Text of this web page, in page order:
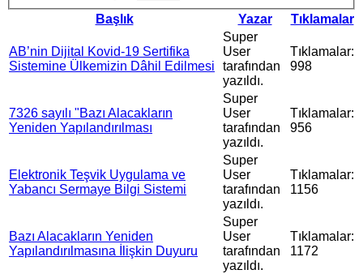
Başlık
Yazar Tıklamalar
AB’nin Dijital Kovid-19 Sertifika
Sistemine Ülkemizin Dâhil Edilmesi
Super
User
tarafından
yazıldı.
Tıklamalar:
998
7326 sayılı "Bazı Alacakların
Yeniden Yapılandırılması
Super
User
tarafından
yazıldı.
Tıklamalar:
956
Elektronik Teşvik Uygulama ve
Yabancı Sermaye Bilgi Sistemi
Super
User
tarafından
yazıldı.
Tıklamalar:
1156
Bazı Alacakların Yeniden
Yapılandırılmasına İlişkin Duyuru
Super
User
tarafından
yazıldı.
Tıklamalar:
1172